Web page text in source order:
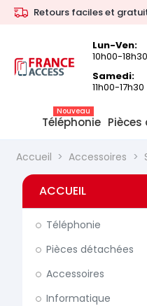
Retours faciles et
Lun-Ven:
10h00-18h30
Samedi:
11h00-17h30
Téléphonie
Nouveau
Accueil Accessoires
ACCUEIL
Téléphonie
Pièces détachées
Accessoires
Informatique